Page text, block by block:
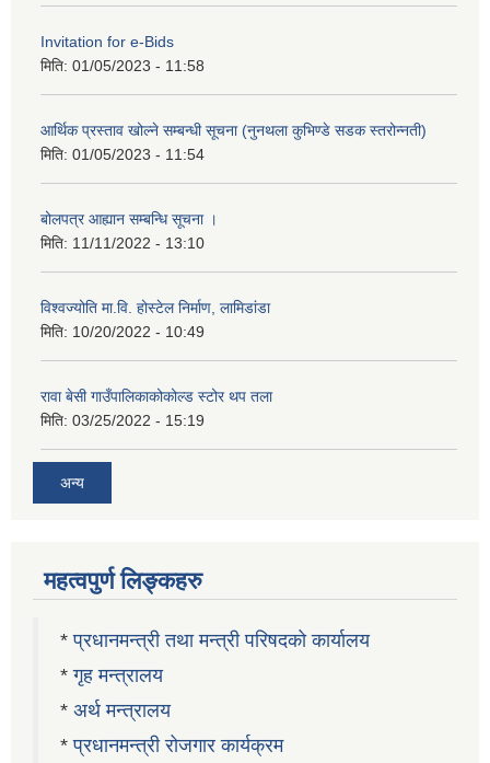
Invitation for e-Bids
मिति: 01/05/2023 - 11:58
आर्थिक प्रस्ताव खोल्ने सम्बन्धी सूचना (नुनथला कुभिण्डे सडक स्तरोन्नती)
मिति: 01/05/2023 - 11:54
बोलपत्र आह्यान सम्बन्धि सूचना ।
मिति: 11/11/2022 - 13:10
विश्वज्योति मा.वि. होस्टेल निर्माण, लामिडांडा
मिति: 10/20/2022 - 10:49
रावा बेसी गाउँपालिकाकोकोल्ड स्टोर थप तला
मिति: 03/25/2022 - 15:19
अन्य
महत्वपुर्ण लिङ्कहरु
*प्रधानमन्त्री तथा मन्त्री परिषदको कार्यालय
*गृह मन्त्रालय
* अर्थ मन्त्रालय
*प्रधानमन्त्री रोजगार कार्यक्रम